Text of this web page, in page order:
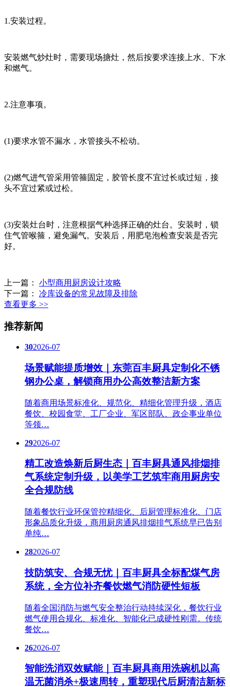
1.安装过程。
安装燃气炒灶时，需要现场搪灶，然后按要求连接上水、下水
和燃气。
2.注意事项。
(1)要求水管不漏水，水管接头不松动。
(2)燃气进气管采用管箍固定，胶管长度不宜过长或过短，接
头不宜过紧或过松。
(3)安装灶台时，注意根据气种选择正确的灶台。安装时，锁
住气管喉箍，避免漏气。安装后，用肥皂泡检查安装是否完
好。
上一篇： 小型商用厨房设计攻略
下一篇： 冷库设备的常见故障及排除
查看更多 >>
推荐新闻
302026-07
场景赋能提质增效｜东莞百丰厨具定制化不锈
钢办公桌，解锁商用办公高效整洁新方案
随着商用场景标准化、规范化、精细化管理升级，酒店
餐饮、校园食堂、工厂企业、军区部队、政企事业单位
等领…
292026-07
精工改造焕新后厨生态｜百丰厨具通风排烟排
气系统定制升级，以美学工艺筑牢商用厨房安
全合规防线
随着餐饮行业环保管控精细化、后厨管理标准化、门店
形象品质化升级，商用厨房通风排烟排气系统早已告别
单纯…
282026-07
技防筑安、合规无忧｜百丰厨具全标配煤气房
系统，全方位补齐餐饮燃气消防硬性短板
随着全国消防与燃气安全整治行动持续深化，餐饮行业
燃气使用合规化、标准化、智能化已成硬性刚需。传统
餐饮…
262026-07
智能洗消双效赋能｜百丰厨具商用洗碗机以高
温无菌消杀+极速周转，重塑现代后厨清洁新标